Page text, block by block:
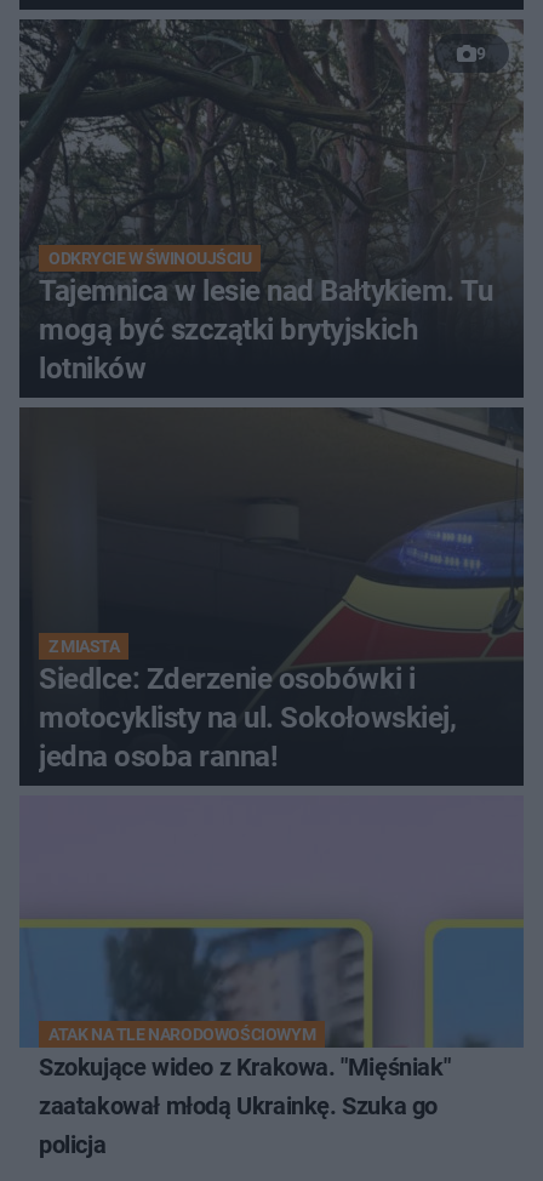
9
ODKRYCIE W ŚWINOUJŚCIU
Tajemnica w lesie nad Bałtykiem. Tu
mogą być szczątki brytyjskich
lotników
Z MIASTA
Siedlce: Zderzenie osobówki i
motocyklisty na ul. Sokołowskiej,
jedna osoba ranna!
ATAK NA TLE NARODOWOŚCIOWYM
Szokujące wideo z Krakowa. "Mięśniak"
zaatakował młodą Ukrainkę. Szuka go
policja